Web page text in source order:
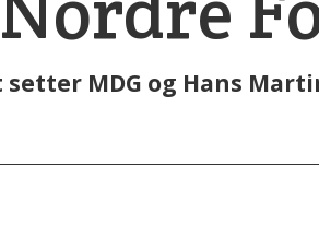
MDG og Hans